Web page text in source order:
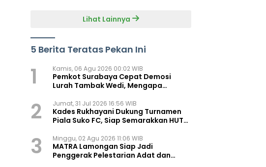
Lihat Lainnya
5 Berita Teratas Pekan Ini
1 Kamis, 06 Agu 2026 00:02 WIB
Pemkot Surabaya Cepat Demosi
Lurah Tambak Wedi, Mengapa
2 Jumat, 31 Jul 2026 16:56 WIB
Kades Rukhayani Dukung Turnamen
Piala Suko FC, Siap Semarakkan HUT
3 Minggu, 02 Agu 2026 11:06 WIB
MATRA Lamongan Siap Jadi
Penggerak Pelestarian Adat dan